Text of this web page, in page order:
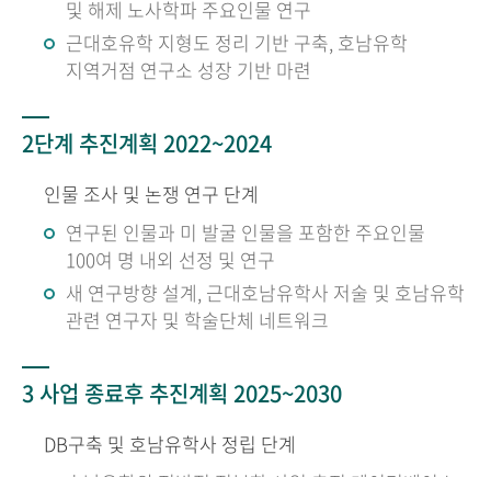
및 해제 노사학파 주요인물 연구
근대호유학 지형도 정리 기반 구축, 호남유학
지역거점 연구소 성장 기반 마련
2단계 추진계획 2022~2024
인물 조사 및 논쟁 연구 단계
연구된 인물과 미 발굴 인물을 포함한 주요인물
100여 명 내외 선정 및 연구
새 연구방향 설계, 근대호남유학사 저술 및 호남유학
관련 연구자 및 학술단체 네트워크
3 사업 종료후 추진계획 2025~2030
DB구축 및 호남유학사 정립 단계